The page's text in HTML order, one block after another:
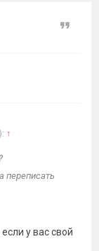
Цитата
↑
переписать
у вас свой